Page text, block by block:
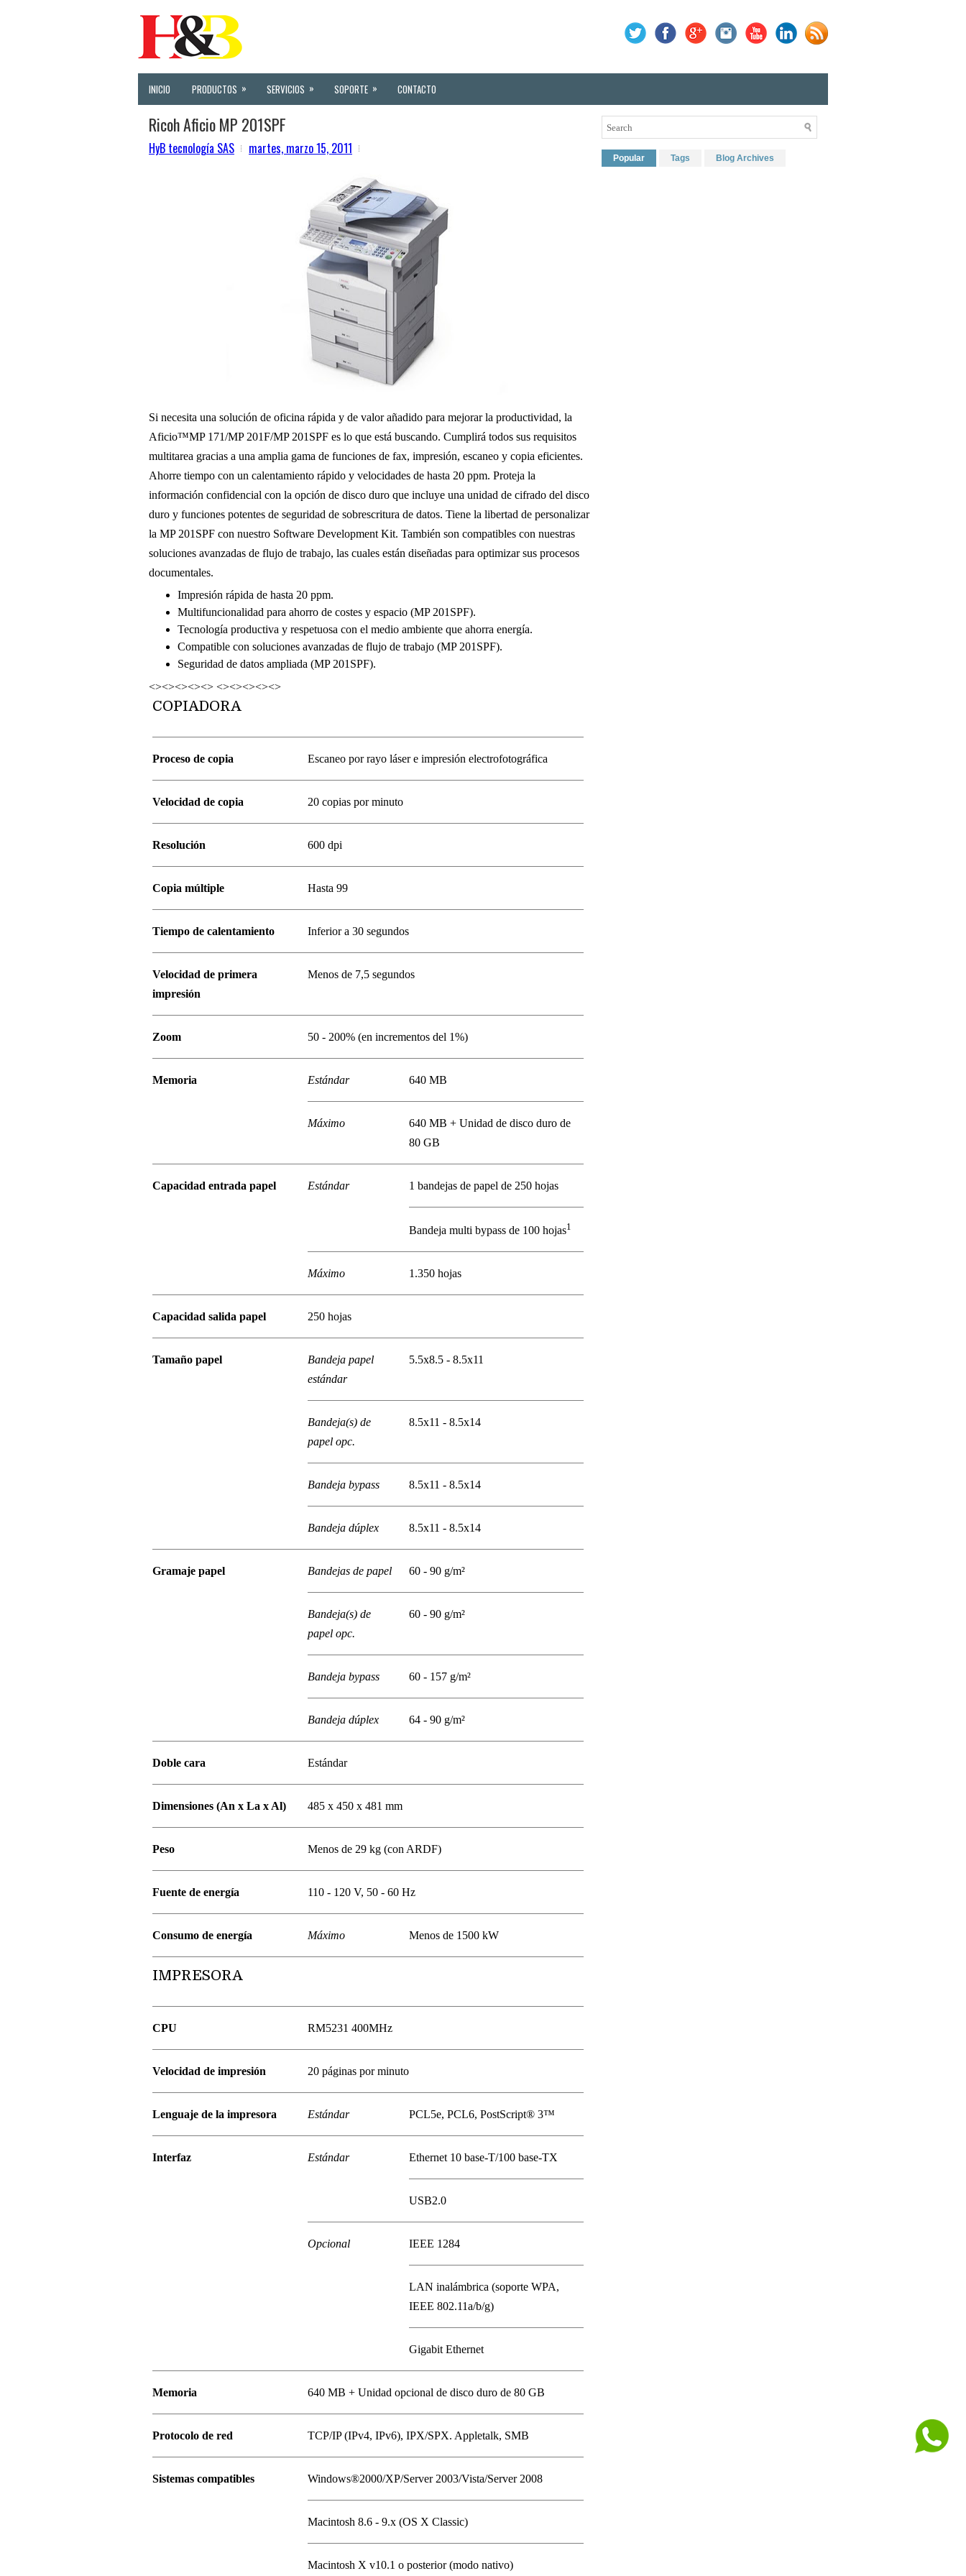
INICIO PRODUCTOS » SERVICIOS » SOPORTE » CONTACTO
Ricoh Aficio MP 201SPF
HyB tecnología SAS martes, marzo 15, 2011
Si necesita una solución de oficina rápida y de valor añadido para mejorar la productividad, la
Aficio™MP 171/MP 201F/MP 201SPF es lo que está buscando. Cumplirá todos sus requisitos
multitarea gracias a una amplia gama de funciones de fax, impresión, escaneo y copia eficientes.
Ahorre tiempo con un calentamiento rápido y velocidades de hasta 20 ppm. Proteja la
información confidencial con la opción de disco duro que incluye una unidad de cifrado del disco
duro y funciones potentes de seguridad de sobrescritura de datos. Tiene la libertad de personalizar
la MP 201SPF con nuestro Software Development Kit. También son compatibles con nuestras
soluciones avanzadas de flujo de trabajo, las cuales están diseñadas para optimizar sus procesos
documentales.
Impresión rápida de hasta 20 ppm.
Multifuncionalidad para ahorro de costes y espacio (MP 201SPF).
Tecnología productiva y respetuosa con el medio ambiente que ahorra energía.
Compatible con soluciones avanzadas de flujo de trabajo (MP 201SPF).
Seguridad de datos ampliada (MP 201SPF).
<><><><><> <><><><><>
COPIADORA
Proceso de copia Escaneo por rayo láser e impresión electrofotográfica
Velocidad de copia 20 copias por minuto
Resolución 600 dpi
Copia múltiple Hasta 99
Tiempo de calentamiento Inferior a 30 segundos
Velocidad de primera
impresión
Menos de 7,5 segundos
Zoom 50 - 200% (en incrementos del 1%)
Memoria Estándar 640 MB
Máximo
640 MB + Unidad de disco duro de
80 GB
Capacidad entrada papel Estándar 1 bandejas de papel de 250 hojas
Bandeja multi bypass de 100 hojas1
Máximo 1.350 hojas
Capacidad salida papel 250 hojas
Tamaño papel
Bandeja papel
estándar
5.5x8.5 - 8.5x11
Bandeja(s) de
papel opc.
8.5x11 - 8.5x14
Bandeja bypass 8.5x11 - 8.5x14
Bandeja dúplex 8.5x11 - 8.5x14
Gramaje papel Bandejas de papel 60 - 90 g/m²
Bandeja(s) de
papel opc.
60 - 90 g/m²
Bandeja bypass 60 - 157 g/m²
Bandeja dúplex 64 - 90 g/m²
Doble cara Estándar
Dimensiones (An x La x Al) 485 x 450 x 481 mm
Peso Menos de 29 kg (con ARDF)
Fuente de energía 110 - 120 V, 50 - 60 Hz
Consumo de energía Máximo Menos de 1500 kW
IMPRESORA
CPU RM5231 400MHz
Velocidad de impresión 20 páginas por minuto
Lenguaje de la impresora Estándar PCL5e, PCL6, PostScript® 3™
Interfaz Estándar Ethernet 10 base-T/100 base-TX
USB2.0
Opcional IEEE 1284
LAN inalámbrica (soporte WPA,
IEEE 802.11a/b/g)
Gigabit Ethernet
Memoria 640 MB + Unidad opcional de disco duro de 80 GB
Protocolo de red TCP/IP (IPv4, IPv6), IPX/SPX. Appletalk, SMB
Sistemas compatibles Windows®2000/XP/Server 2003/Vista/Server 2008
Macintosh 8.6 - 9.x (OS X Classic)
Macintosh X v10.1 o posterior (modo nativo)
Popular Tags Blog Archives